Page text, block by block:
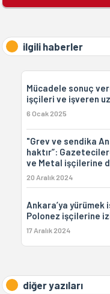
ilgili haberler
Mücadele sonuç
işçileri ve işveren
6 Ocak 2025
"Grev ve sendika
haktır”:
ve Metal işçilerine
20 Aralık 2024
Ankara’ya yürümek
Polonez işçilerine
17 Aralık 2024
diğer yazıları